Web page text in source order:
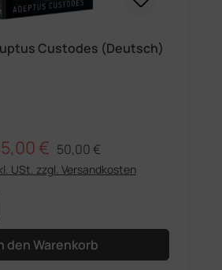
Custodes (Deutsch)
€ Regulärer Preis:
50,00 €
USt. zzgl. Versandkosten
Gib den
den Warenkorb